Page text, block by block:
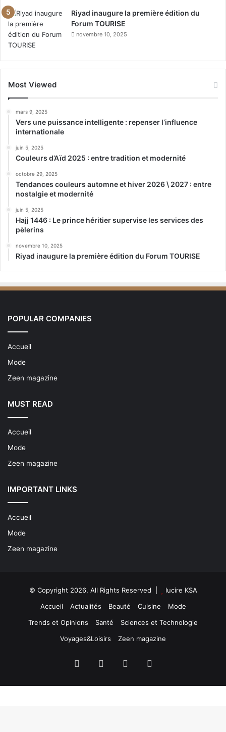
Riyad inaugure la première édition du
Forum TOURISE
novembre 10, 2025
Most Viewed
mars 9, 2025
Vers une puissance intelligente : repenser l’influence
internationale
juin 5, 2025
Couleurs d’Aïd 2025 : entre tradition et modernité
octobre 29, 2025
Tendances couleurs automne et hiver 2026 \ 2027 : entre
nostalgie et modernité
juin 5, 2025
Hajj 1446 : Le prince héritier supervise les services des
pèlerins
novembre 10, 2025
Riyad inaugure la première édition du Forum TOURISE
POPULAR COMPANIES
Accueil
Mode
Zeen magazine
MUST READ
Accueil
Mode
Zeen magazine
IMPORTANT LINKS
Accueil
Mode
Zeen magazine
© Copyright 2026, All Rights Reserved |
lucire KSA
Accueil
Actualités Beauté Cuisine
Mode
Trends et Opinions
Santé
Sciences et Technologie
Voyages&Loisirs
Zeen magazine
Facebook YouTube